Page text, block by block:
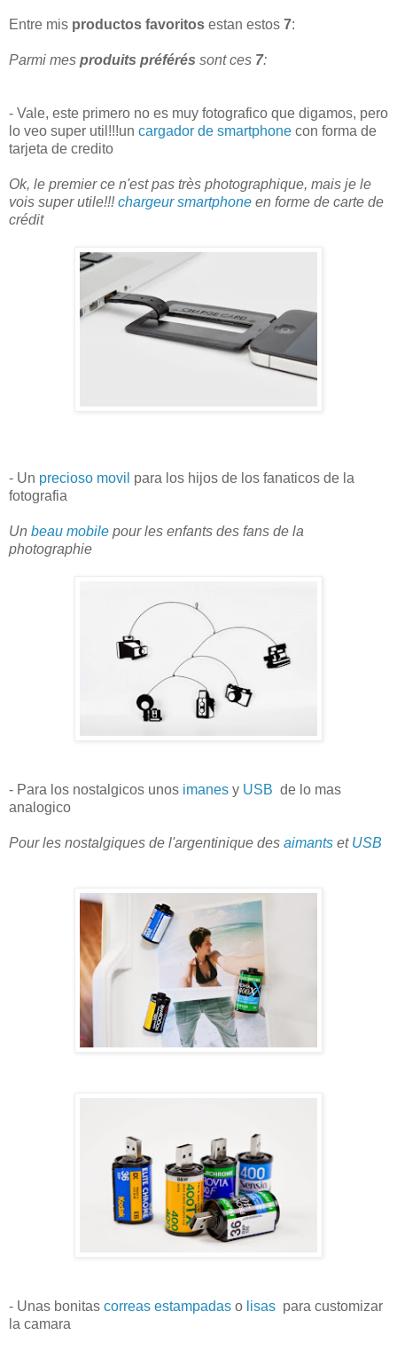
Entre mis productos favoritos estan estos 7:
Parmi mes produits préférés sont ces 7:
- Vale, este primero no es muy fotografico que digamos, pero
lo veo super util!!!un cargador de smartphone con forma de
tarjeta de credito
Ok, le premier ce n'est pas très photographique, mais je le
vois super utile!!!chargeur smartphone en forme de carte de
crédit
- Un precioso movil para los hijos de los fanaticos de la
fotografia
Un beau mobile pour les enfants des fans de la
photographie
- Para los nostalgicos unos imanes y USB de lo mas
analogico
Pour les nostalgiques de l'argentinique des aimants et USB
- Unas bonitas correas estampadas o lisas para customizar
la camara